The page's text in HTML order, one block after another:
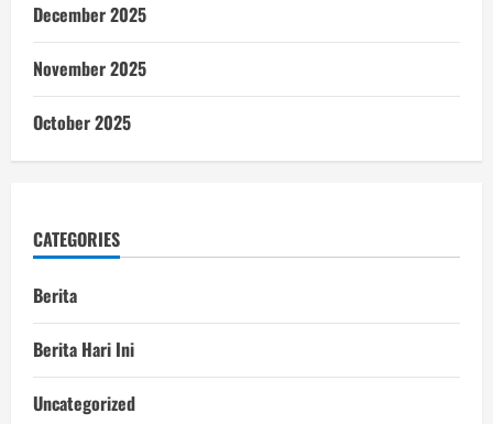
December 2025
November 2025
October 2025
CATEGORIES
Berita
Berita Hari Ini
Uncategorized